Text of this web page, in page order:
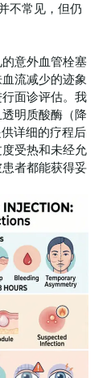
不常见，但仍
意外血管栓塞
流减少的迹象
行面诊评估。我
明质酸酶（降
详细的疗程后
受热和未经允
者都能获得妥